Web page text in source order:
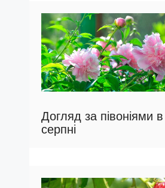
Догляд за півоніями в
серпні